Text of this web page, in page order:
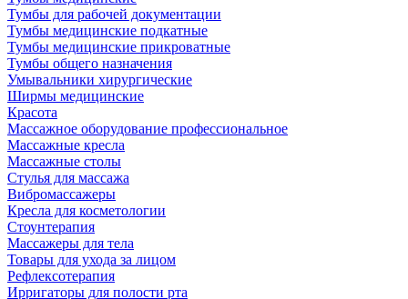
Тумбы для рабочей документации
Тумбы медицинские подкатные
Тумбы медицинские прикроватные
Тумбы общего назначения
Умывальники хирургические
Ширмы медицинские
Красота
Массажное оборудование профессиональное
Массажные кресла
Массажные столы
Стулья для массажа
Вибромассажеры
Кресла для косметологии
Стоунтерапия
Массажеры для тела
Товары для ухода за лицом
Рефлексотерапия
Ирригаторы для полости рта